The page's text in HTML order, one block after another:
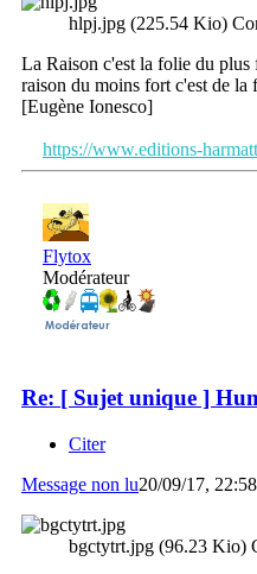
hlpj.jpg (225.54 Kio)
La Raison c'est la folie du plus
raison du moins fort c'est de la
[Eugène Ionesco]
https://www.editions-
Flytox
Modérateur
Re: [ Sujet unique ]
Citer
Message non lu20/09/17, 22:58
bgctytrt.jpg (96.23 Kio)